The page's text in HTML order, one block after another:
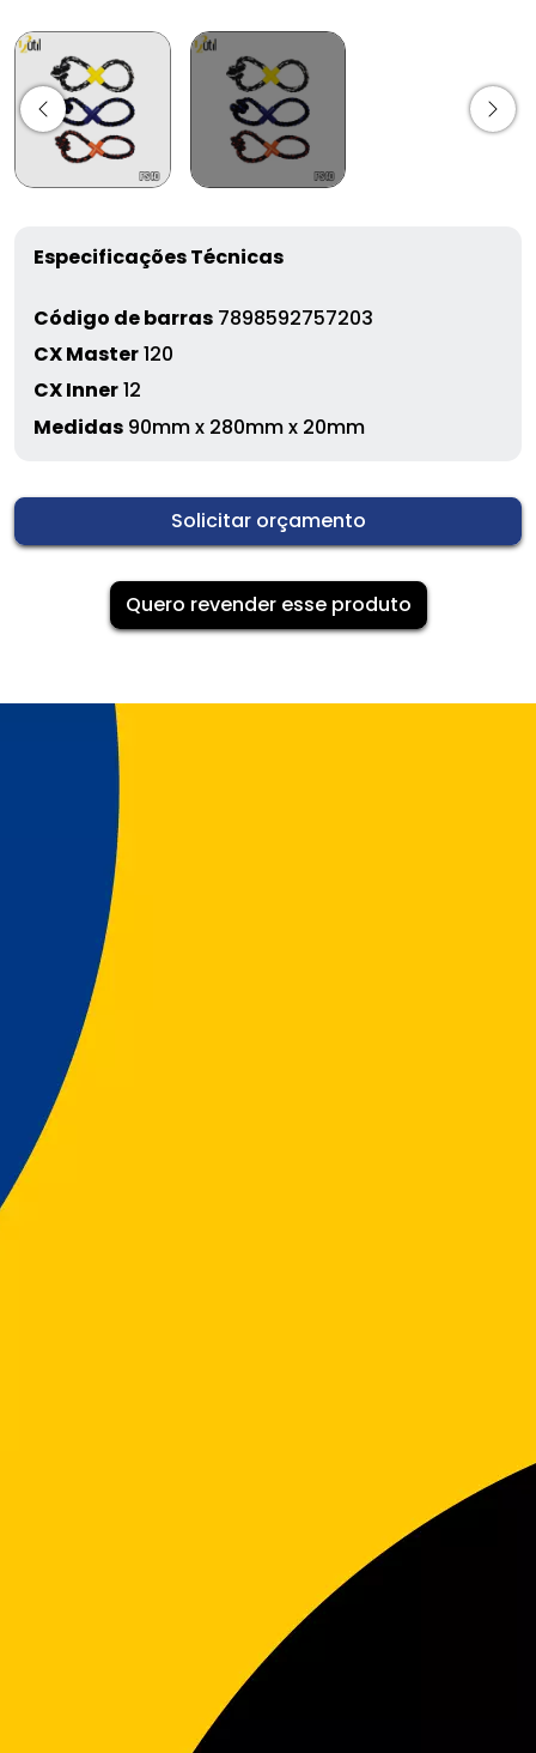
Especificações Técnicas
Código de barras 7898592757203
CX Master120
CX Inner12
Medidas 90mm x 280mm x 20mm
Solicitar orçamento
Quero revender esse produto